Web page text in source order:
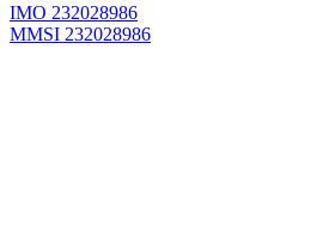
IMO 232028986
MMSI 232028986